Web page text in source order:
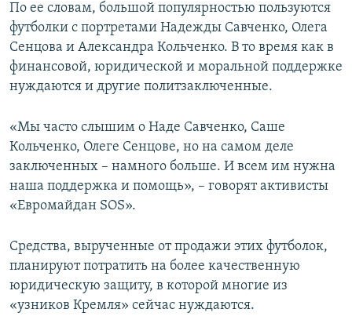
По ее словам, большой популярностью пользуются
футболки с портретами Надежды Савченко, Олега
Сенцова и Александра Кольченко. В то время как в
финансовой, юридической и моральной поддержке
нуждаются и другие политзаключенные.
«Мы часто слышим о Наде Савченко, Саше
Кольченко, Олеге Сенцове, но на самом деле
заключенных – намного больше. И всем им нужна
наша поддержка и помощь», – говорят активисты
«Евромайдан SOS».
Средства, вырученные от продажи этих футболок,
планируют потратить на более качественную
юридическую защиту, в которой многие из
«узников Кремля» сейчас нуждаются.